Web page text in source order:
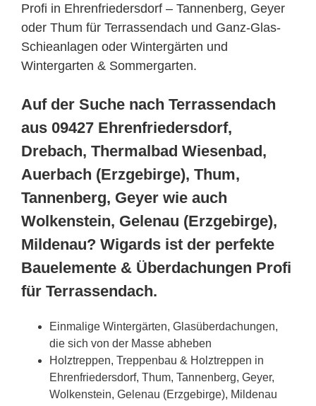
Profi in Ehrenfriedersdorf – Tannenberg, Geyer
oder Thum für Terrassendach und Ganz-Glas-
Schieanlagen oder Wintergärten und
Wintergarten & Sommergarten.
Auf der Suche nach Terrassendach
aus 09427 Ehrenfriedersdorf,
Drebach, Thermalbad Wiesenbad,
Auerbach (Erzgebirge), Thum,
Tannenberg, Geyer wie auch
Wolkenstein, Gelenau (Erzgebirge),
Mildenau? Wigards ist der perfekte
Bauelemente & Überdachungen Profi
für Terrassendach.
Einmalige Wintergärten, Glasüberdachungen,
die sich von der Masse abheben
Holztreppen, Treppenbau & Holztreppen in
Ehrenfriedersdorf, Thum, Tannenberg, Geyer,
Wolkenstein, Gelenau (Erzgebirge), Mildenau